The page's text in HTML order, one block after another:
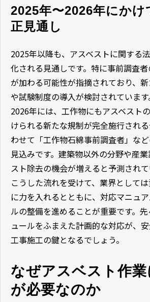
2025年〜2026年にかけ
正見通し
2025年以降も、アスベストに関する
化される見通しです。特に事前調査
が加わる可能性が指摘されており、
や試験制度の導入が検討されています
2026年には、工作物にもアスベスト
けられる新たな規制が完全施行され
わせて「工作物石綿事前調査者」な
見込みです。建築物以外の分野や産
スト除去の機会が増えると予測されて
こうした流れを受けて、業界として
に力を入れるとともに、対応マニュ
ルの整備を進めることが重要です。
ュールをふまえた計画的な対応が、
工事施工の鍵となるでしょう。
なぜアスベスト作
が必要なのか